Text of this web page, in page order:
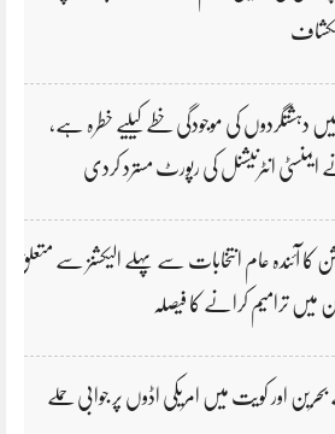
میں دہشتگردوں کی موجودگی خطے کیلیے خطرہ ہے،
ایمنسٹی انٹرنیشنل کی رپورٹ مسترد کردی
کا آئندہ عام انتخابات سے پہلے الیکشنز سے متعلق
میں ترامیم کرانے کا فیصلہ
اور کویت میں امریکی اڈوں پر جوابی حملے